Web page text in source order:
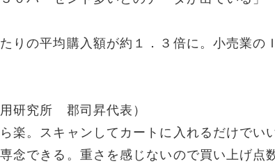
りの平均購入額が約１．３倍に。小売業の
用研究所 郡司昇代表）
ら楽。スキャンしてカートに入れるだけでい
念できる。重さを感じないので買い上げ点